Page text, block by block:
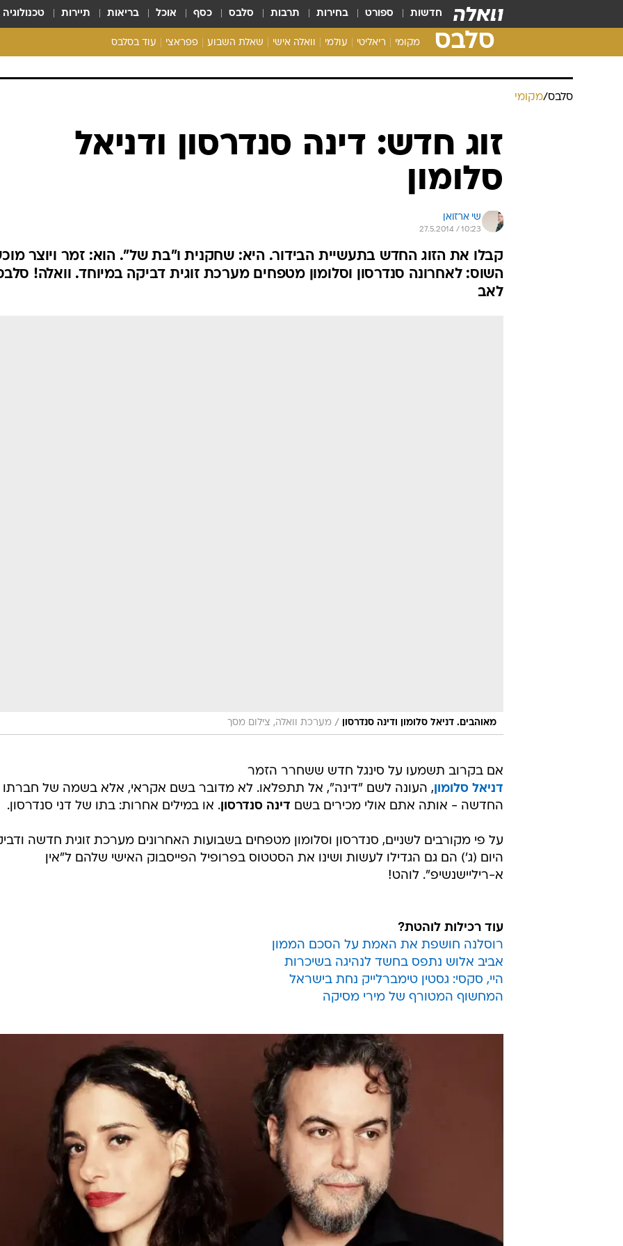
חדשות ספורט בחירות תרבות סלבס כסף אוכל בריאות תיירות טכנולוגיה
סלבס מקומי ריאליטי עולמי וואלה אישי שאלת השבוע פפראצי עוד בסלבס
רכלו לנו
סלבס/מקומי
זוג חדש: דינה סנדרסון ודניאל
סלומון
שי ארזואן
27.5.2014 / 10:23
קבלו את הזוג החדש בתעשיית הבידור. היא: שחקנית ו"בת של". הוא: זמר ויוצר
השוס: לאחרונה סנדרסון וסלומון מטפחים מערכת זוגית דביקה במיוחד. וואלה!
לאב
מאוהבים. דניאל סלומון ודינה סנדרסון / מערכת וואלה, צילום מסך
אם בקרוב תשמעו על סינגל חדש ששחרר הזמר
דניאל סלומון, העונה לשם "דינה", אל תתפלאו. לא מדובר בשם אקראי, אלא בשמה של חברתו
החדשה - אותה אתם אולי מכירים בשם דינה סנדרסון. או במילים אחרות: בתו של דני סנדרסון.
על פי מקורבים לשניים, סנדרסון וסלומון מטפחים בשבועות האחרונים מערכת זוגית חדשה
היום (ג') הם גם הגדילו לעשות ושינו את הסטטוס בפרופיל הפייסבוק האישי שלהם ל"אין
א-ריליישנשיפ". לוהט!
עוד רכילות לוהטת?
רוסלנה חושפת את האמת על הסכם הממון
אביב אלוש נתפס בחשד לנהיגה בשיכרות
היי, סקסי: גסטין טימברלייק נחת בישראל
המחשוף המטורף של מירי מסיקה